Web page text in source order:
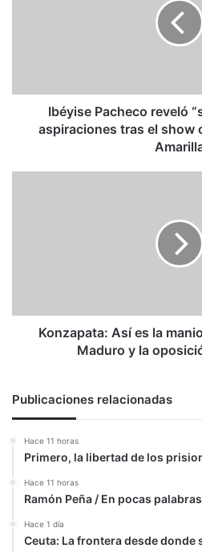
el
chavista
Ibéyise Pacheco reveló
aspiraciones tras el show
de
Maduro
minoritaria
Konzapata: Así es la
Maduro y la
Publicaciones relacionadas
Hace 11 horas
Primero, la libertad de los
Hace 11 horas
Ramón Peña / En pocas
Hace 1 día
Ceuta: La frontera desde donde